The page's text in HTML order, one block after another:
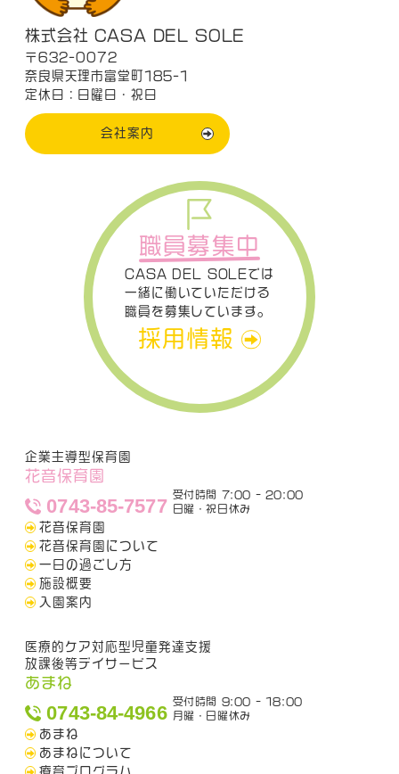
株式会社 CASA DEL SOLE
〒632-0072
奈良県天理市富堂町185-1
定休日：日曜日・祝日
会社案内
職員募集中
CASA DEL SOLEでは
一緒に働いていただける
職員を募集しています。
採用情報
企業主導型保育園
花音保育園
0743-85-7577
受付時間 7:00 - 20:00
日曜・祝日休み
花音保育園
花音保育園について
一日の過ごし方
施設概要
入園案内
医療的ケア対応型児童発達支援
放課後等デイサービス
あまね
0743-84-4966
受付時間 9:00 - 18:00
月曜・日曜休み
あまね
あまねについて
療育プログラム